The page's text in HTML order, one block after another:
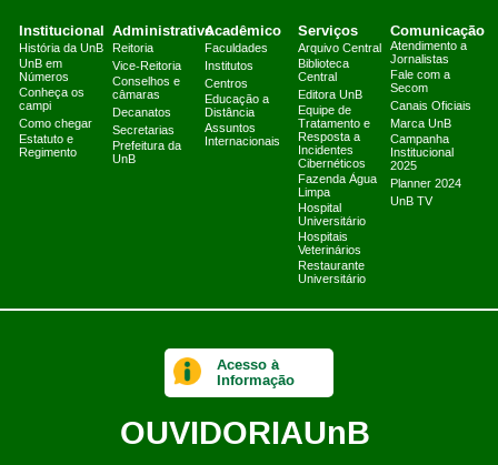
Institucional
História da UnB
UnB em
Números
Conheça os
campi
Como chegar
Estatuto e
Regimento
Administrativo
Reitoria
Vice-Reitoria
Conselhos e
câmaras
Decanatos
Secretarias
Prefeitura da
UnB
Acadêmico
Faculdades
Institutos
Centros
Educação a
Distância
Assuntos
Internacionais
Serviços
Arquivo Central
Biblioteca
Central
Editora UnB
Equipe de
Tratamento e
Resposta a
Incidentes
Cibernéticos
Fazenda Água
Limpa
Hospital
Universitário
Hospitais
Veterinários
Restaurante
Universitário
Comunicação
Atendimento a
Jornalistas
Fale com a
Secom
Canais Oficiais
Marca UnB
Campanha
Institucional
2025
Planner 2024
UnB TV
Acesso à
Informação
OUVIDORIAUnB